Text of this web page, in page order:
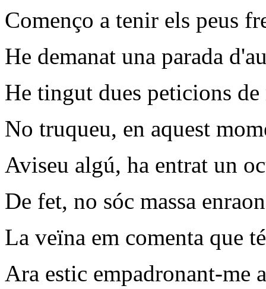
Començo a tenir els peus
He demanat una parada
He tingut dues peticions
No truqueu, en aquest
Aviseu algú, ha entrat un
De fet, no sóc massa
La veïna em comenta que
Ara estic empadronant-me